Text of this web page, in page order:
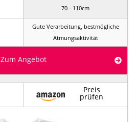
70 - 110cm
Gute Verarbeitung, bestmögliche
Atmungsaktivität
Zum Angebot
Preis
prüfen